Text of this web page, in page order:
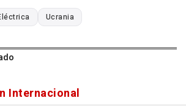
Ucrania
Internacional